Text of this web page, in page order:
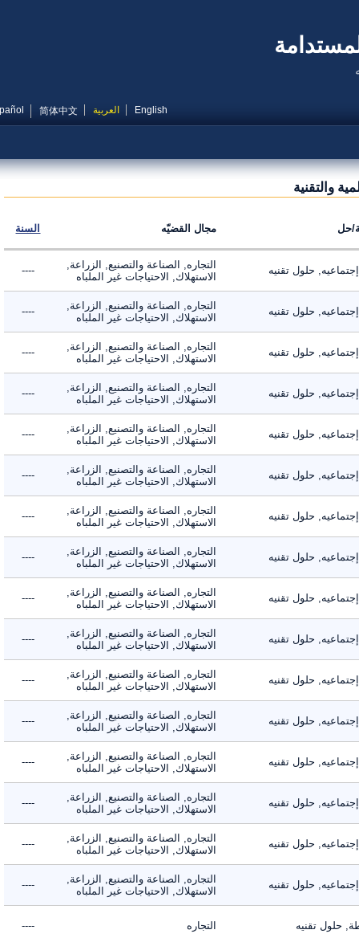
English العربية 简体中文
Español
والتقنية
مجال القضيّه السنة
حلول تقنيه
التجاره, الصناعة والتصنيع, الزراعة,
الاستهلاك, الاحتياجات غير الملباه
----
حلول تقنيه
التجاره, الصناعة والتصنيع, الزراعة,
الاستهلاك, الاحتياجات غير الملباه
----
حلول تقنيه
التجاره, الصناعة والتصنيع, الزراعة,
الاستهلاك, الاحتياجات غير الملباه
----
حلول تقنيه
التجاره, الصناعة والتصنيع, الزراعة,
الاستهلاك, الاحتياجات غير الملباه
----
حلول تقنيه
التجاره, الصناعة والتصنيع, الزراعة,
الاستهلاك, الاحتياجات غير الملباه
----
حلول تقنيه
التجاره, الصناعة والتصنيع, الزراعة,
الاستهلاك, الاحتياجات غير الملباه
----
حلول تقنيه
التجاره, الصناعة والتصنيع, الزراعة,
الاستهلاك, الاحتياجات غير الملباه
----
حلول تقنيه
التجاره, الصناعة والتصنيع, الزراعة,
الاستهلاك, الاحتياجات غير الملباه
----
حلول تقنيه
التجاره, الصناعة والتصنيع, الزراعة,
الاستهلاك, الاحتياجات غير الملباه
----
حلول تقنيه
التجاره, الصناعة والتصنيع, الزراعة,
الاستهلاك, الاحتياجات غير الملباه
----
حلول تقنيه
التجاره, الصناعة والتصنيع, الزراعة,
الاستهلاك, الاحتياجات غير الملباه
----
حلول تقنيه
التجاره, الصناعة والتصنيع, الزراعة,
الاستهلاك, الاحتياجات غير الملباه
----
حلول تقنيه
التجاره, الصناعة والتصنيع, الزراعة,
الاستهلاك, الاحتياجات غير الملباه
----
حلول تقنيه
التجاره, الصناعة والتصنيع, الزراعة,
الاستهلاك, الاحتياجات غير الملباه
----
حلول تقنيه
التجاره, الصناعة والتصنيع, الزراعة,
الاستهلاك, الاحتياجات غير الملباه
----
حلول تقنيه
التجاره, الصناعة والتصنيع, الزراعة,
الاستهلاك, الاحتياجات غير الملباه
----
حلول تقنيه التجاره ----